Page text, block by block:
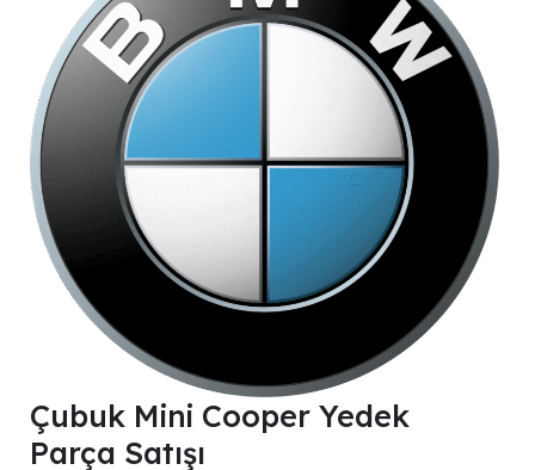
Çubuk Mini Cooper Yedek
Parça Satışı